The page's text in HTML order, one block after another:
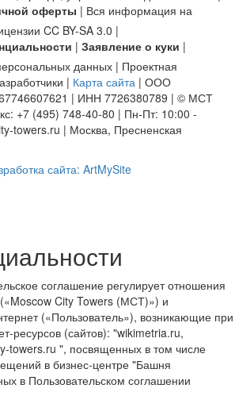
оферты | Вся информация на
CC BY-SA 3.0 |
| Заявление о куки |
данных | Проектная
| Карта сайта | ООО
| ИНН 7726380789 | © МСТ
+7 (495) 748-40-80 | Пн-Пт: 10:00 -
towers.ru | Москва, Пресненская
сайта: ArtMySite
соглашение регулирует отношения
City Towers (МСТ)») и
(«Пользователь»), возникающие при
ресурсов (сайтов): "wikimetria.ru,
towers.ru ", посвященных в том числе
в бизнес-центре "Башня
в Пользовательском соглашении